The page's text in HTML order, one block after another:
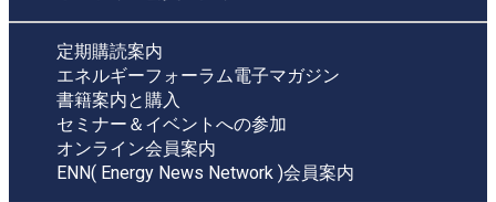
定期購読案内
エネルギーフォーラム電子マガジン
書籍案内と購入
セミナー＆イベントへの参加
オンライン会員案内
ENN( Energy News Network )会員案内